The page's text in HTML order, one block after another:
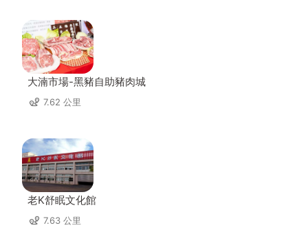
大湳市場-黑豬自助豬肉城
7.62 公里
老K舒眠文化館
7.63 公里